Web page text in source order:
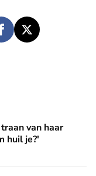
moeder: 'Mama
van haar
huil je?'